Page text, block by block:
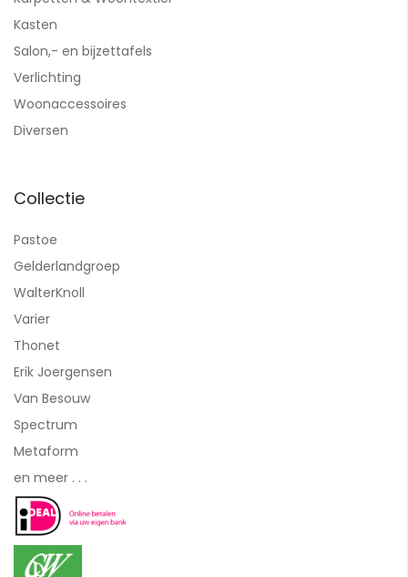
Kasten
Salon,- en bijzettafels
Verlichting
Woonaccessoires
Diversen
Collectie
Pastoe
Gelderlandgroep
WalterKnoll
Varier
Thonet
Erik Joergensen
Van Besouw
Spectrum
Metaform
en meer . . .